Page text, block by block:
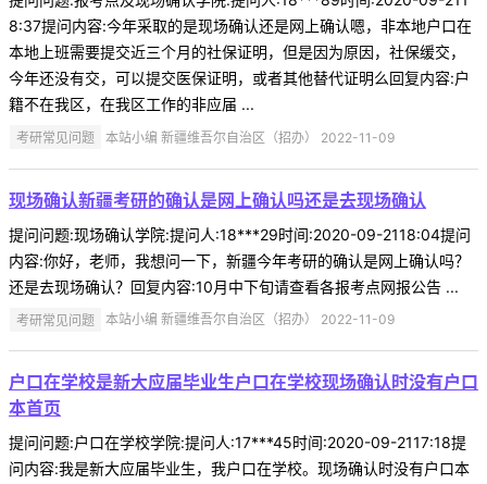
8:37提问内容:今年采取的是现场确认还是网上确认嗯，非本地户口在
本地上班需要提交近三个月的社保证明，但是因为原因，社保缓交，
今年还没有交，可以提交医保证明，或者其他替代证明么回复内容:户
籍不在我区，在我区工作的非应届 ...
考研常见问题 本站小编 新疆维吾尔自治区（招办） 2022-11-09
现场确认新疆考研的确认是网上确认吗还是去现场确认
提问问题:现场确认学院:提问人:18***29时间:2020-09-2118:04提问
内容:你好，老师，我想问一下，新疆今年考研的确认是网上确认吗？
还是去现场确认？回复内容:10月中下旬请查看各报考点网报公告 ...
考研常见问题 本站小编 新疆维吾尔自治区（招办） 2022-11-09
户口在学校是新大应届毕业生户口在学校现场确认时没有户口
本首页
提问问题:户口在学校学院:提问人:17***45时间:2020-09-2117:18提
问内容:我是新大应届毕业生，我户口在学校。现场确认时没有户口本